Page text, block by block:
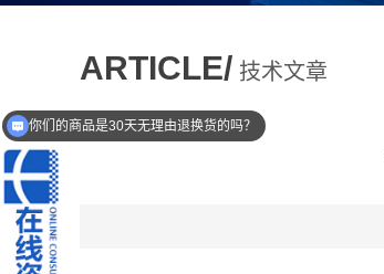
ARTICLE/ 技术文章
你们的商品是30天无理由退换货的吗？